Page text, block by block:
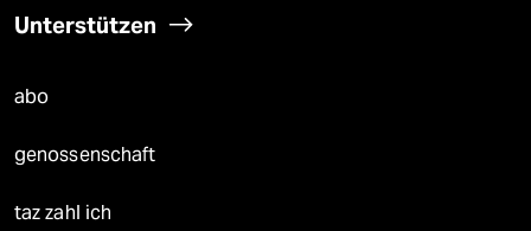
Unterstützen
abo
genossenschaft
taz zahl ich